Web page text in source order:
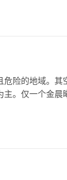
险的地域。
。仅一个金